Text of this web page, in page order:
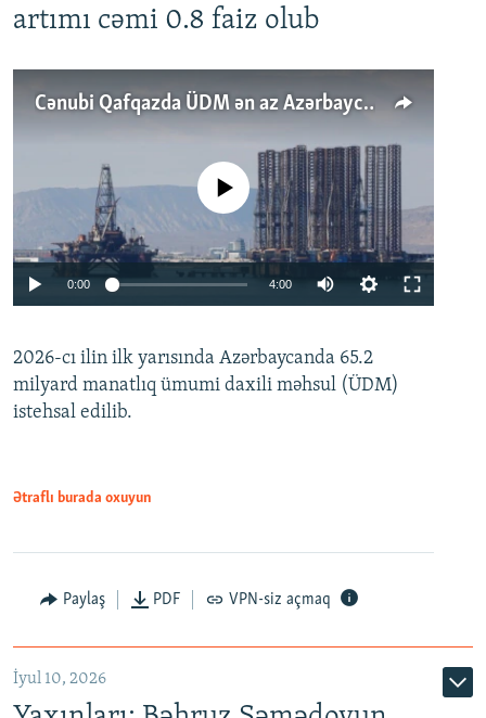
artımı cəmi 0.8 faiz olub
Cənubi Qafqazda ÜDM ən az Azərbaycanda artır: Qonşuları niyə Bakını qabaqlaya bilir?
Auto 240p 360p 480p
No media source currently available
0:00 4:00
360p
480p
2026-cı ilin ilk yarısında Azərbaycanda 65.2
milyard manatlıq ümumi daxili məhsul (ÜDM)
istehsal edilib.
Ətraflı burada oxuyun
Paylaş PDF VPN-siz açmaq
İyul 10, 2026